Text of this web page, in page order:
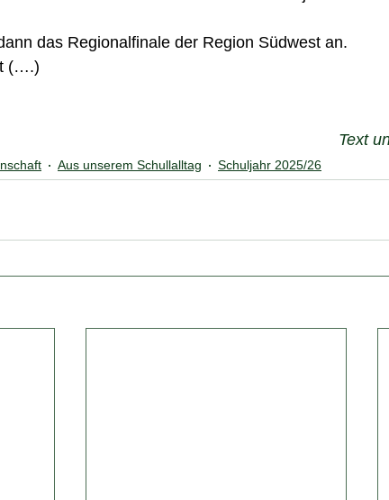
das Regionalfinale der Region Südwest an.
(….)
Text
Aus unserem Schullalltag Schuljahr 2025/26